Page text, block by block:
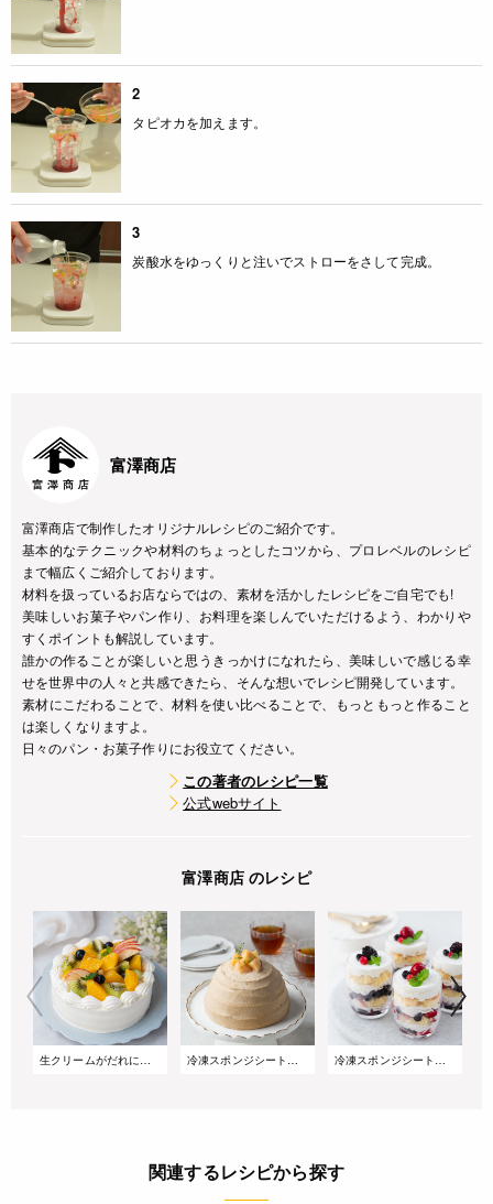
2
タピオカを加えます。
3
炭酸水をゆっくりと注いでストローをさして完成。
富澤商店
富澤商店で制作したオリジナルレシピのご紹介です。
基本的なテクニックや材料のちょっとしたコツから、プロレベルのレシピ
まで幅広くご紹介しております。
材料を扱っているお店ならではの、素材を活かしたレシピをご自宅でも!
美味しいお菓子やパン作り、お料理を楽しんでいただけるよう、わかりや
すくポイントも解説しています。
誰かの作ることが楽しいと思うきっかけになれたら、美味しいで感じる幸
せを世界中の人々と共感できたら、そんな想いでレシピ開発しています。
素材にこだわることで、材料を使い比べることで、もっともっと作ること
は楽しくなりますよ。
日々のパン・お菓子作りにお役立てください。
この著者のレシピ一覧
公式webサイト
富澤商店 のレシピ
生クリームがだれにくい!サマーショートケーキ 冷凍スポンジシートで簡単!桃とアールグレイのズコットケーキ 冷凍スポンジシートで簡単!重ねるだけのベリーグラスケーキ
関連するレシピから探す